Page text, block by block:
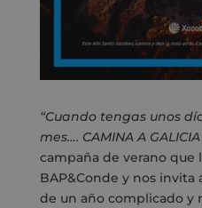
“Cuando tengas unos
mes…. CAMINA A
campaña de verano que
BAP&Conde y nos invita
de un año complicado y